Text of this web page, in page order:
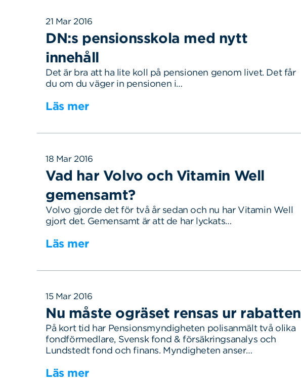
21 Mar 2016
DN:s pensionsskola med nytt
innehåll
Det är bra att ha lite koll på pensionen genom livet. Det får
du om du väger in pensionen i…
Läs mer
18 Mar 2016
Vad har Volvo och Vitamin Well
gemensamt?
Volvo gjorde det för två år sedan och nu har Vitamin Well
gjort det. Gemensamt är att de har lyckats…
Läs mer
15 Mar 2016
Nu måste ogräset rensas ur rabatten
På kort tid har Pensionsmyndigheten polisanmält två olika
fondförmedlare, Svensk fond & försäkringsanalys och
Lundstedt fond och finans. Myndigheten anser…
Läs mer